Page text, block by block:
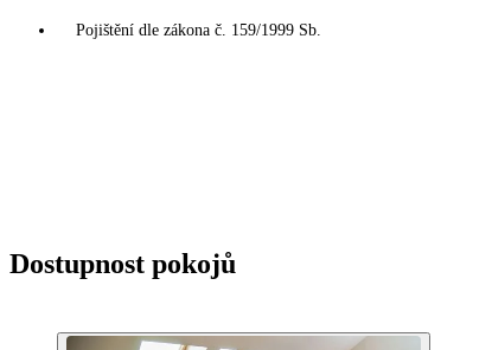
Pojištění dle zákona č. 159/1999 Sb.
Dostupnost pokojů